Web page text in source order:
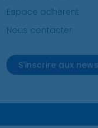
Espace adhérent
Nous contacter
S'inscrire aux